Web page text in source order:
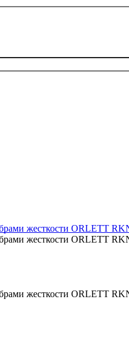
жесткости ORLETT
жесткости ORLETT
жесткости ORLETT